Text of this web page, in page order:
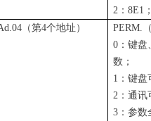
2：8E1
（第4个地址）
PERM.
0：键盘
数；
1：键盘
2：通讯
3：参数